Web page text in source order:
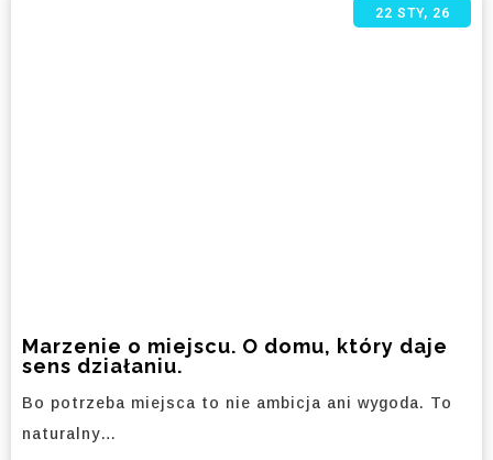
Marzenie o miejscu. O domu, który daje
sens działaniu.
22 STY, 26
Bo potrzeba miejsca to nie ambicja ani wygoda. To
naturalny…